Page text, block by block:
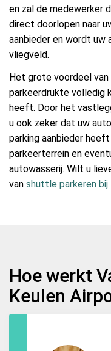
en zal de medewerker
direct doorlopen naar
aanbieder en wordt uw
vliegveld.
Het grote voordeel
parkeerdrukte volledig
heeft. Door het
u ook zeker dat uw
parking aanbieder
parkeerterrein en
autowasserij. Wilt u
van shuttle parkeren bij
Hoe werkt
Keulen